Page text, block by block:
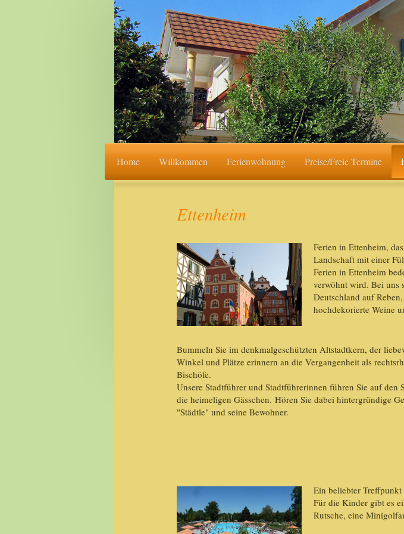
Home Willkommen Ferienwohnung Preise/Freie Termine
Ettenheim
Ferien in Ettenheim,
Landschaft mit einer
Ferien in Ettenheim
verwöhnt wird. Bei uns
Deutschland auf
hochdekorierte Weine
Bummeln Sie im denkmalgeschützten Altstadtkern, der
Winkel und Plätze erinnern an die Vergangenheit als
Bischöfe.
Unsere Stadtführer und Stadtführerinnen führen Sie auf den
die heimeligen Gässchen. Hören Sie dabei hintergründige
"Städtle" und seine Bewohner.
Ein beliebter
Für die Kinder gibt es
Rutsche, eine